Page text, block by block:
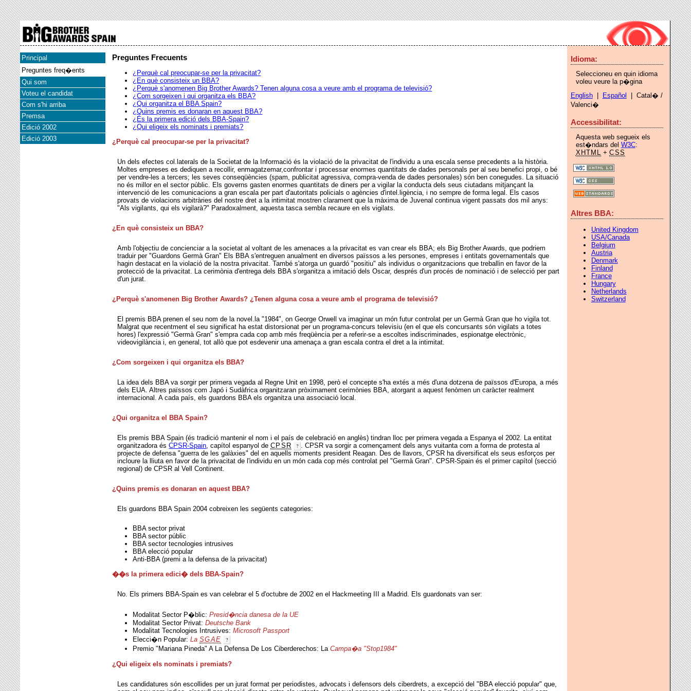
Principal
Preguntes freq�ents
Qui som
Voteu el candidat
Com s'hi arriba
Premsa
Edició 2002
Edició 2003
Preguntes Frecuents
¿Perquè cal preocupar-se per la privacitat?
¿En què consisteix un BBA?
¿Perquè s'anomenen Big Brother Awards? Tenen alguna cosa a veure amb el programa de televisió?
¿Com sorgeixen i qui organitza els BBA?
¿Qui organitza el BBA Spain?
¿Quins premis es donaran en aquest BBA?
¿És la primera edició dels BBA-Spain?
¿Qui eligeix els nominats i premiats?
¿Perquè cal preocupar-se per la privacitat?
Un dels efectes col.laterals de la Societat de la Informació és la violació de la privacitat de l'individu a una escala sense precedents a la història.
Moltes empreses es dediquen a recollir, enmagatzemar,confrontar i processar enormes quantitats de dades personals per al seu benefici propi, o bé
per vendre-les a tercers; les seves conseqüències (spam, publicitat agressiva, compra-venda de dades personales) són ben conegudes. La situació
no és millor en el sector públic. Els governs gasten enormes quantitats de diners per a vigilar la conducta dels seus ciutadans mitjançant la
intervenció de les comunicacions a gran escala per part d'autoritats policials o agències d'intel.ligència, i no sempre de forma legal. Els casos
provats de violacions arbitràries del nostre dret a la intimitat mostren clarament que la màxima de Juvenal continua vigent passats dos mil anys:
"Als vigilants, qui els vigilarà?" Paradoxalment, aquesta tasca sembla recaure en els vigilats.
¿En què consisteix un BBA?
Amb l'objectiu de concienciar a la societat al voltant de les amenaces a la privacitat es van crear els BBA; els Big Brother Awards, que podriem
traduir per "Guardons Germà Gran" Els BBA s'entreguen anualment en diversos païssos a les persones, empreses i entitats governamentals que
hagin destacat en la violació de la nostra privacitat. També s'atorga un guardó "positiu" als individus o organitzacions que treballin en favor de la
protecció de la privacitat. La cerimònia d'entrega dels BBA s'organitza a imitació dels Oscar, després d'un procés de nominació i de selecció per part
d'un jurat.
¿Perquè s'anomenen Big Brother Awards? ¿Tenen alguna cosa a veure amb el programa de televisió?
El premis BBA prenen el seu nom de la novel.la "1984", on George Orwell va imaginar un món futur controlat per un Germà Gran que ho vigila tot.
Malgrat que recentment el seu significat ha estat distorsionat per un programa-concurs televisiu (en el que els concursants són vigilats a totes
hores) l'expressió "Germà Gran" s'empra cada cop amb més freqüència per a referir-se a escoltes indiscriminades, espionatge electrònic,
videovigilància i, en general, tot allò que pot esdevenir una amenaça a gran escala contra el dret a la intimitat.
¿Com sorgeixen i qui organitza els BBA?
La idea dels BBA va sorgir per primera vegada al Regne Unit en 1998, però el concepte s'ha extés a més d'una dotzena de païssos d'Europa, a més
dels EUA. Altres païssos com Japó i Sudàfrica organitzaran pròximament cerimònies BBA, atorgant a aquest fenòmen un caràcter realment
internacional. A cada país, els guardons BBA els organitza una associació local.
¿Qui organitza el BBA Spain?
Els premis BBA Spain (és tradició mantenir el nom i el país de celebració en anglès) tindran lloc per primera vegada a Espanya el 2002. La entitat
organitzadora ésCPSR-Spain, capítol espanyol deCPSR
. CPSR va sorgir a començament dels anys vuitanta com a forma de protesta al
projecte de defensa "guerra de les galàxies" del en aquells moments president Reagan. Des de llavors, CPSR ha diversificat els seus esforços per
incloure la lliuta en favor de la privacitat de l'individu en un món cada cop més controlat pel "Germà Gran". CPSR-Spain és el primer capítol (secció
regional) de CPSR al Vell Continent.
¿Quins premis es donaran en aquest BBA?
Els guardons BBA Spain 2004 cobreixen les següents categories:
BBA sector privat
BBA sector públic
BBA sector tecnologies intrusives
BBA elecció popular
Anti-BBA (premi a la defensa de la privacitat)
��s la primera edici� dels BBA-Spain?
No. Els primers BBA-Spain es van celebrar el 5 d'octubre de 2002 en el Hackmeeting III a Madrid. Els guardonats van ser:
Modalitat Sector P�blic:Presid�ncia danesa de la UE
Modalitat Sector Privat:Deutsche Bank
Modalitat Tecnologies Intrusives:Microsoft Passport
Elecci�n Popular:LaSGAE
Premio "Mariana Pineda" A La Defensa De Los Ciberderechos: LaCampa�a "Stop1984"
¿Qui eligeix els nominats i premiats?
Les candidatures són escollides per un jurat format per periodistes, advocats i defensors dels ciberdrets, a excepció del "BBA elecció popular" que,
Idioma:
Seleccioneu en quin idioma
voleu veure la p�gina
English| Español
| Catal� /
Valenci�
Accessibilitat:
Aquesta web segueix els
est�ndars del W3C:
XHTML +CSS
Altres BBA:
United Kingdom
USA/Canada
Belgium
Austria
Denmark
Finland
France
Hungary
Netherlands
Switzerland